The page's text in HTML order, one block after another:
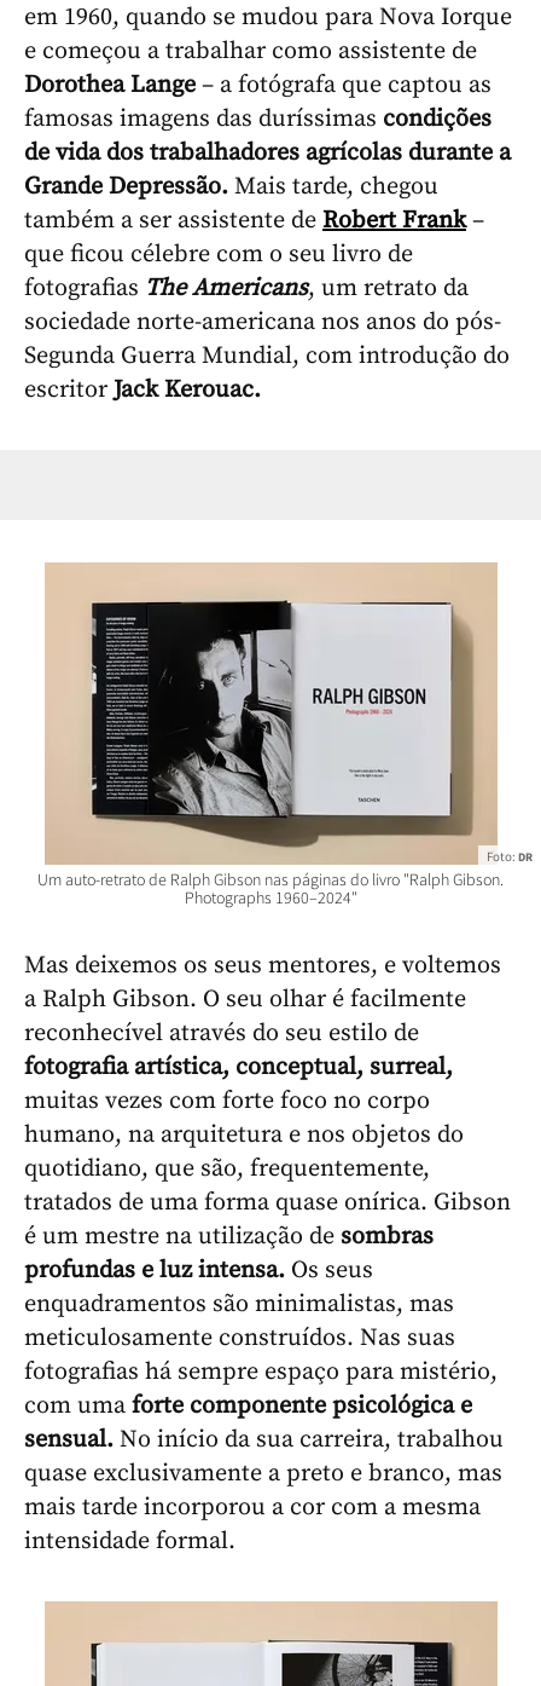
em 1960, quando se mudou para Nova Iorque
e começou a trabalhar como assistente de
Dorothea Lange – a fotógrafa que captou as
famosas imagens das duríssimas condições
de vida dos trabalhadores agrícolas durante a
Grande Depressão. Mais tarde, chegou
também a ser assistente de Robert Frank–
que ficou célebre com o seu livro de
fotografias The Americans, um retrato da
sociedade norte-americana nos anos do pós-
Segunda Guerra Mundial, com introdução do
escritor Jack Kerouac.
Um auto-retrato de Ralph Gibson nas páginas do livro "Ralph Gibson.
Photographs 1960–2024"
Foto: DR
Mas deixemos os seus mentores, e voltemos
a Ralph Gibson. O seu olhar é facilmente
reconhecível através do seu estilo de
fotografia artística, conceptual, surreal,
muitas vezes com forte foco no corpo
humano, na arquitetura e nos objetos do
quotidiano, que são, frequentemente,
tratados de uma forma quase onírica. Gibson
é um mestre na utilização de sombras
profundas e luz intensa. Os seus
enquadramentos são minimalistas, mas
meticulosamente construídos. Nas suas
fotografias há sempre espaço para mistério,
com uma forte componente psicológica e
sensual. No início da sua carreira, trabalhou
quase exclusivamente a preto e branco, mas
mais tarde incorporou a cor com a mesma
intensidade formal.